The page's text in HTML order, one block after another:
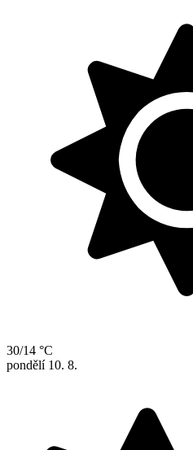
30/14 °C
pondělí 10. 8.